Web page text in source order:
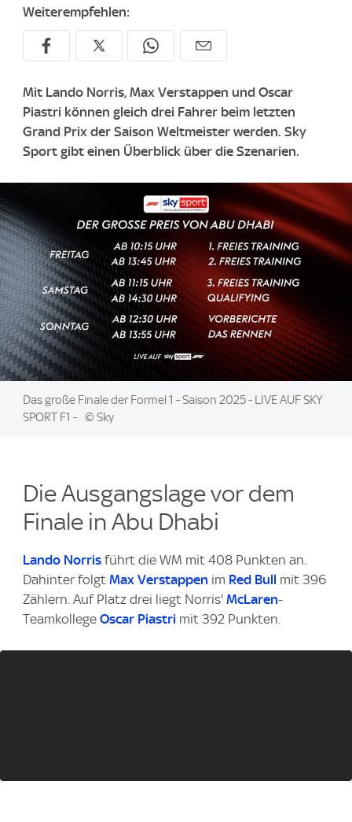
Weiterempfehlen:
Mit Lando Norris, Max Verstappen und Oscar
Piastri können gleich drei Fahrer beim letzten
Grand Prix der Saison Weltmeister werden. Sky
Sport gibt einen Überblick über die Szenarien.
Image:
Das große Finale der Formel 1 - Saison 2025 - LIVE AUF SKY
SPORT F1 - © Sky
Die Ausgangslage vor dem
Finale in Abu Dhabi
Lando Norris führt die WM mit 408 Punkten an.
Dahinter folgt Max Verstappen im Red Bull mit 396
Zählern. Auf Platz drei liegt Norris' McLaren-
Teamkollege Oscar Piastri mit 392 Punkten.